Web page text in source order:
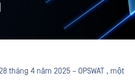
tháng 4 năm 2025 – OPSWAT , một